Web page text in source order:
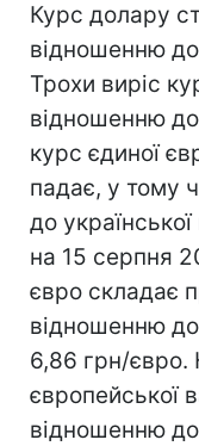
Курс долару
відношенню
Трохи виріс
відношенню
курс єдиної
падає, у тому
до
на 15 серпня
євро складає
відношенню до
6,86 грн/євро.
європейської
відношенню